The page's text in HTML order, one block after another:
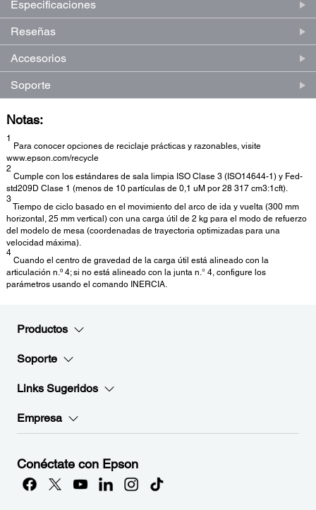
Especificaciones
Reseñas
Accesorios
Soporte
Notas:
1
Para conocer opciones de reciclaje prácticas y razonables, visite
www.epson.com/recycle
2
Cumple con los estándares de sala limpia ISO Clase 3 (ISO14644-1) y Fed-
std209D Clase 1 (menos de 10 partículas de 0,1 uM por 28 317 cm3:1cft).
3
Tiempo de ciclo basado en el movimiento del arco de ida y vuelta (300 mm
horizontal, 25 mm vertical) con una carga útil de 2 kg para el modo de refuerzo
del modelo de mesa (coordenadas de trayectoria optimizadas para una
velocidad máxima).
4
Cuando el centro de gravedad de la carga útil está alineado con la
articulación n.º 4; si no está alineado con la junta n.° 4, configure los
parámetros usando el comando INERCIA.
Productos
Soporte
Links Sugeridos
Empresa
Conéctate con Epson